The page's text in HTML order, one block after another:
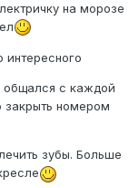
на морозе
интересного
общался с каждой
закрыть номером
зубы. Больше